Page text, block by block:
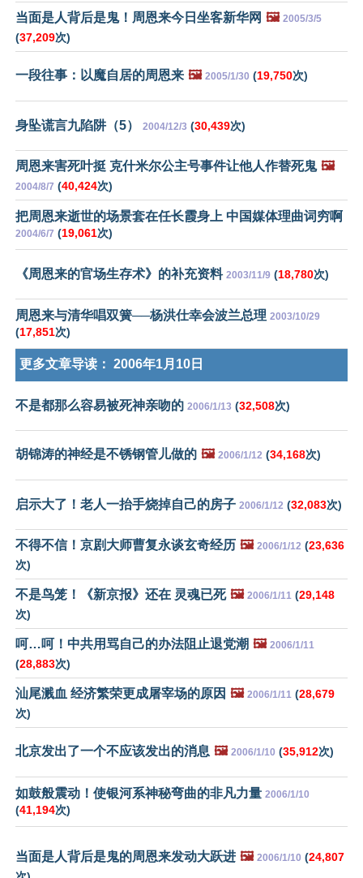
当面是人背后是鬼！周恩来今日坐客新华网 🖼️ 2005/3/5
(37,209次)
一段往事：以魔自居的周恩来 🖼️ 2005/1/30 (19,750次)
身坠谎言九陷阱（5） 2004/12/3 (30,439次)
周恩来害死叶挺 克什米尔公主号事件让他人作替死鬼 🖼️
2004/8/7 (40,424次)
把周恩来逝世的场景套在任长霞身上 中国媒体理曲词穷啊
2004/6/7 (19,061次)
《周恩来的官场生存术》的补充资料 2003/11/9 (18,780次)
周恩来与清华唱双簧──杨洪仕幸会波兰总理 2003/10/29
(17,851次)
更多文章导读： 2006年1月10日
不是都那么容易被死神亲吻的 2006/1/13 (32,508次)
胡锦涛的神经是不锈钢管儿做的 🖼️ 2006/1/12 (34,168次)
启示大了！老人一抬手烧掉自己的房子 2006/1/12 (32,083次)
不得不信！京剧大师曹复永谈玄奇经历 🖼️ 2006/1/12 (23,636
次)
不是鸟笼！《新京报》还在 灵魂已死 🖼️ 2006/1/11 (29,148
次)
呵…呵！中共用骂自己的办法阻止退党潮 🖼️ 2006/1/11
(28,883次)
汕尾溅血 经济繁荣更成屠宰场的原因 🖼️ 2006/1/11 (28,679
次)
北京发出了一个不应该发出的消息 🖼️ 2006/1/10 (35,912次)
如鼓般震动！使银河系神秘弯曲的非凡力量 2006/1/10
(41,194次)
当面是人背后是鬼的周恩来发动大跃进 🖼️ 2006/1/10 (24,807